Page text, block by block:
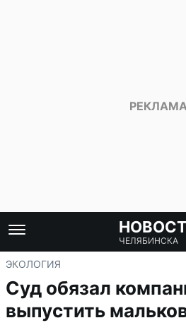
ЧЕЛЯБИНСКА
ЭКОЛОГИЯ
Суд обязал
выпустить